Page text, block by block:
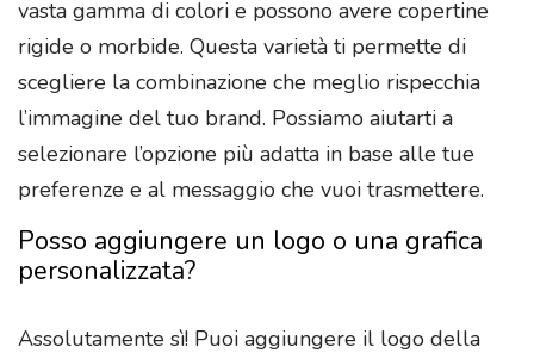
vasta gamma di colori e possono avere copertine
rigide o morbide. Questa varietà ti permette di
scegliere la combinazione che meglio rispecchia
l’immagine del tuo brand. Possiamo aiutarti a
selezionare l’opzione più adatta in base alle tue
preferenze e al messaggio che vuoi trasmettere.
Posso aggiungere un logo o una grafica
personalizzata?
Assolutamente sì! Puoi aggiungere il logo della